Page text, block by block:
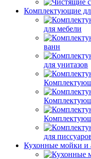
Комплектующие
для мебели
ванн
для унитазов
для
Кухонные мойки и